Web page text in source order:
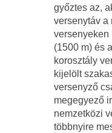
győztes az,
versenytáv a
versenyeken
(1500 m) és
korosztály
kijelölt
versenyző
megegyező
nemzetközi
többnyire